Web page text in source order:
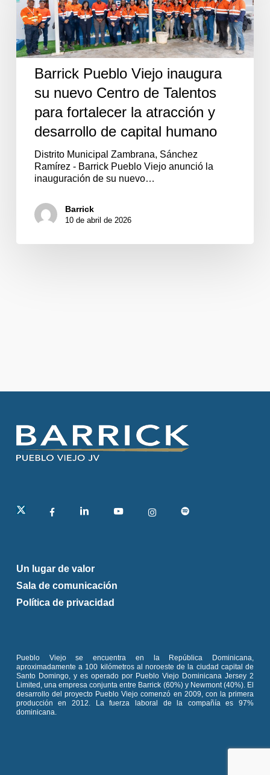
inaugura
su
nuevo
Centro
de
Talentos
fortalecer
atracción
desarrollo
capital
humano
Barrick Pueblo Viejo inaugura
su nuevo Centro de Talentos
para fortalecer la atracción y
desarrollo de capital humano
Distrito Municipal Zambrana, Sánchez
Ramírez - Barrick Pueblo Viejo anunció la
inauguración de su nuevo…
Barrick
10 de abril de 2026
linkedin
Un lugar de valor
Sala de comunicación
Política de privacidad
Pueblo Viejo se encuentra en la República Dominicana,
aproximadamente a 100 kilómetros al noroeste de la ciudad capital de
Santo Domingo, y es operado por Pueblo Viejo Dominicana Jersey 2
Limited, una empresa conjunta entre Barrick (60%) y Newmont (40%). El
desarrollo del proyecto Pueblo Viejo comenzó en 2009, con la primera
producción en 2012. La fuerza laboral de la compañía es 97%
dominicana.